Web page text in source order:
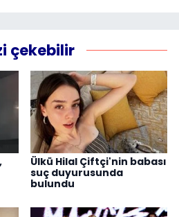
çekebilir
Ülkü Hilal Çiftçi'nin babası
suç duyurusunda
bulundu